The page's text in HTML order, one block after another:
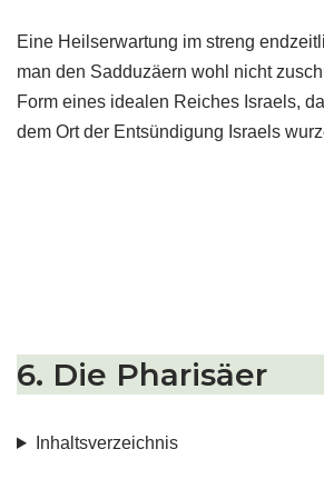
Eine Heilserwartung im streng
man den Sadduzäern wohl nicht
Form eines idealen Reiches Israels,
dem Ort der Entsündigung Israels
6. Die Pharisäer
Inhaltsverzeichnis